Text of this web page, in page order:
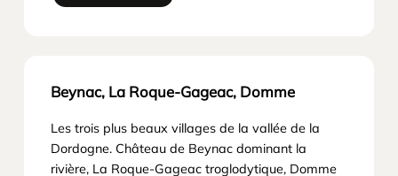
Beynac, La Roque-Gageac, Domme
Les trois plus beaux villages de la vallée de la
Dordogne. Château de Beynac dominant la
rivière, La Roque-Gageac troglodytique, Domme